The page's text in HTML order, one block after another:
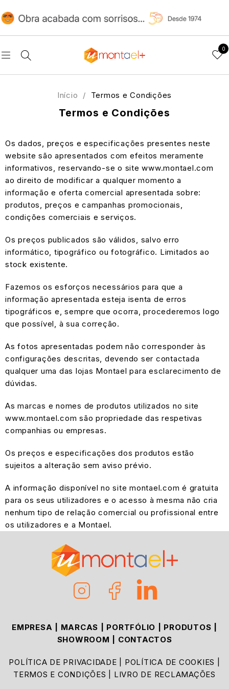
0
Termos e Condições
Início / Termos e Condições
Os dados, preços e especificações presentes neste
website são apresentados com efeitos meramente
informativos, reservando-se o site www.montael.com
ao direito de modificar a qualquer momento a
informação e oferta comercial apresentada sobre:
produtos, preços e campanhas promocionais,
condições comerciais e serviços.
Os preços publicados são válidos, salvo erro
informático, tipográfico ou fotográfico. Limitados ao
stock existente.
Fazemos os esforços necessários para que a
informação apresentada esteja isenta de erros
tipográficos e, sempre que ocorra, procederemos logo
que possível, à sua correção.
As fotos apresentadas podem não corresponder às
configurações descritas, devendo ser contactada
qualquer uma das lojas Montael para esclarecimento de
dúvidas.
As marcas e nomes de produtos utilizados no site
www.montael.com são propriedade das respetivas
companhias ou empresas.
Os preços e especificações dos produtos estão
sujeitos a alteração sem aviso prévio.
A informação disponível no site montael.com é gratuita
para os seus utilizadores e o acesso à mesma não cria
nenhum tipo de relação comercial ou profissional entre
os utilizadores e a Montael.
EMPRESA MARCAS PORTFÓLIO PRODUTOS
SHOWROOM
CONTACTOS
POLÍTICA DE PRIVACIDADE POLÍTICA DE COOKIES
TERMOS E CONDIÇÕES
LIVRO DE RECLAMAÇÕES